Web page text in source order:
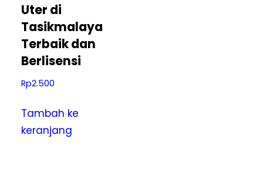
Uter di
Tasikmalaya
Terbaik dan
Berlisensi
Rp2.500
Tambah ke
keranjang